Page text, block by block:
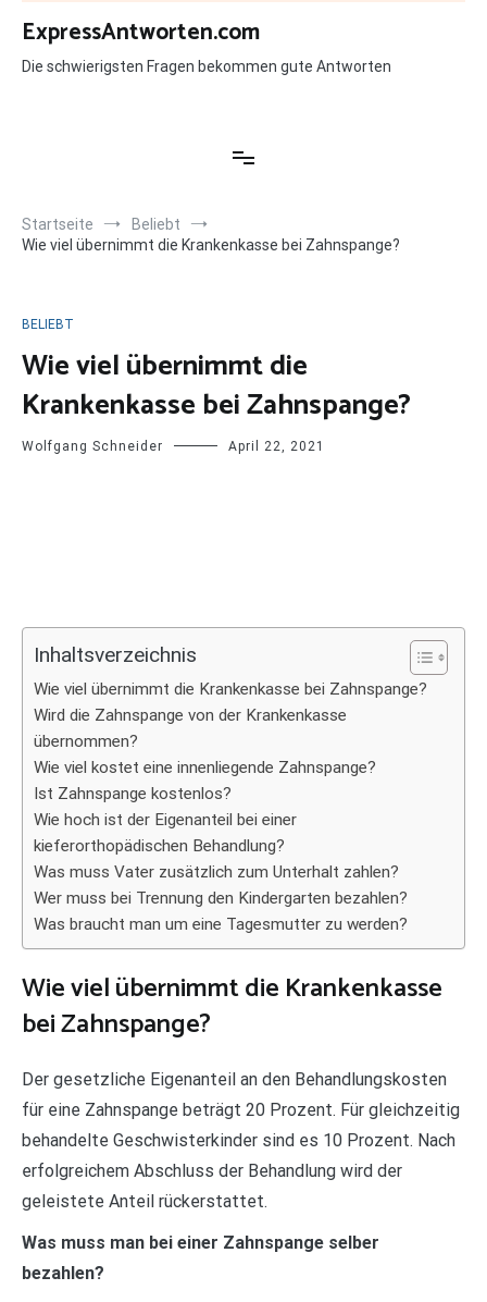
Zum
Inhalt
springen
ExpressAntworten.com
Die schwierigsten Fragen bekommen gute Antworten
Startseite
Beliebt
Wie viel übernimmt die Krankenkasse bei Zahnspange?
BELIEBT
Wie viel übernimmt die
Krankenkasse bei Zahnspange?
Wolfgang Schneider April 22, 2021
Inhaltsverzeichnis
Wie viel übernimmt die Krankenkasse bei Zahnspange?
Wird die Zahnspange von der Krankenkasse
übernommen?
Wie viel kostet eine innenliegende Zahnspange?
Ist Zahnspange kostenlos?
Wie hoch ist der Eigenanteil bei einer
kieferorthopädischen Behandlung?
Was muss Vater zusätzlich zum Unterhalt zahlen?
Wer muss bei Trennung den Kindergarten bezahlen?
Was braucht man um eine Tagesmutter zu werden?
Wie viel übernimmt die Krankenkasse
bei Zahnspange?
Der gesetzliche Eigenanteil an den Behandlungskosten
für eine Zahnspange beträgt 20 Prozent. Für gleichzeitig
behandelte Geschwisterkinder sind es 10 Prozent. Nach
erfolgreichem Abschluss der Behandlung wird der
geleistete Anteil rückerstattet.
Was muss man bei einer Zahnspange selber
bezahlen?